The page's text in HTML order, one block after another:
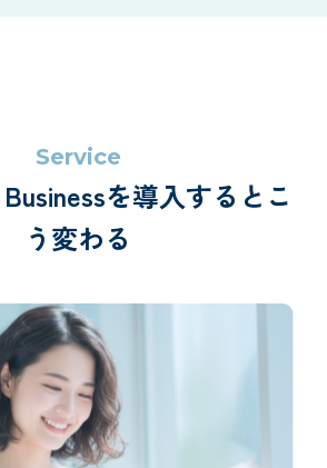
Service
を導入するとこ
う変わる